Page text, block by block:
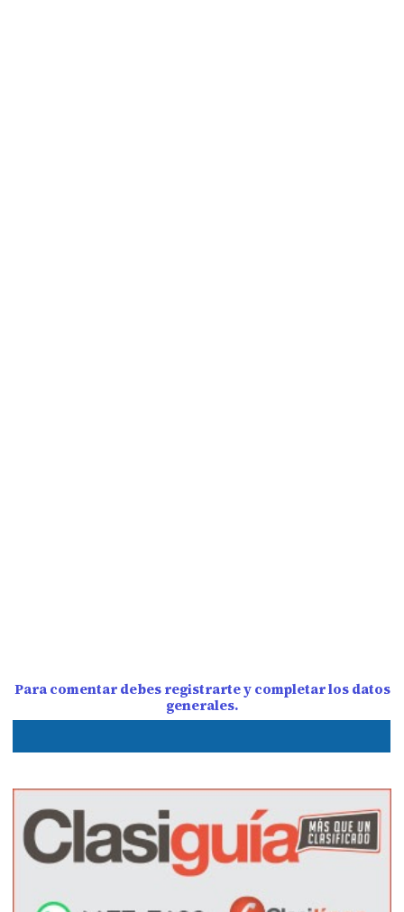
Para comentar debes registrarte y completar los datos
generales.